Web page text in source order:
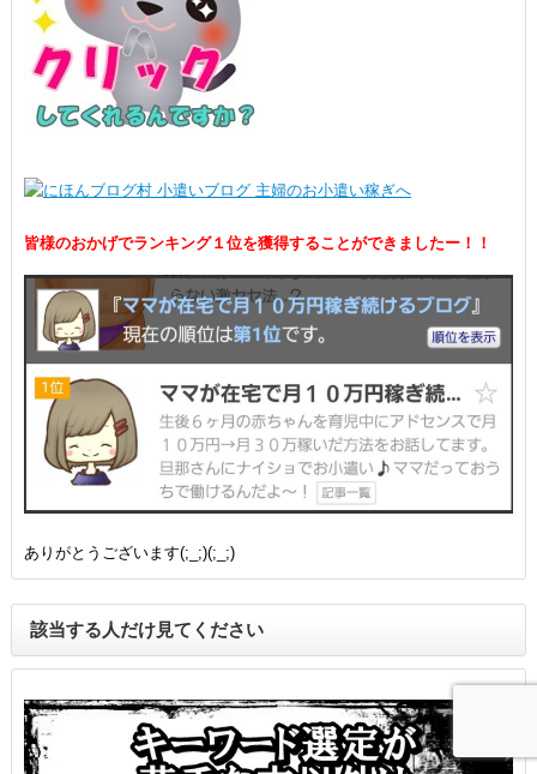
皆様のおかげでランキング１位を獲得することができましたー！！
ありがとうございます(;_;)(;_;)
該当する人だけ見てください